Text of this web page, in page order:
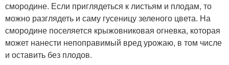
смородине. Если приглядеться к листьям и плодам, то
можно разглядеть и саму гусеницу зеленого цвета. На
смородине поселяется крыжовниковая огневка, которая
может нанести непоправимый вред урожаю, в том числе
и оставить без плодов.